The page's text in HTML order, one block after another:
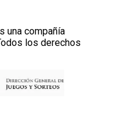
una compañía
los derechos